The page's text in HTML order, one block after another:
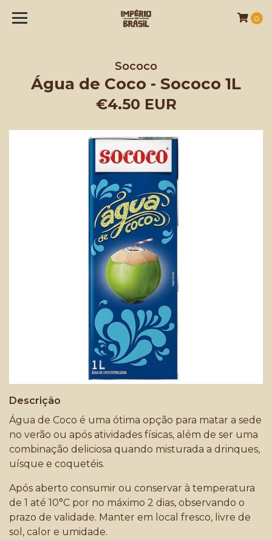
0
Sococo
Água de Coco - Sococo 1L
€4.50 EUR
Descrição
Água de Coco é uma ótima opção para matar a sede
no verão ou após atividades físicas, além de ser uma
combinação deliciosa quando misturada a drinques,
uísque e coquetéis.
Após aberto consumir ou conservar à temperatura
de 1 até 10°C por no máximo 2 dias, observando o
prazo de validade. Manter em local fresco, livre de
sol, calor e umidade.